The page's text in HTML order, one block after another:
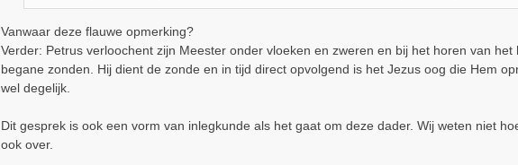
Vanwaar deze flauwe opmerking?
Verder: Petrus verloochent zijn Meester onder vloeken en zweren en bij het horen van
begane zonden. Hij dient de zonde en in tijd direct opvolgend is het Jezus oog die Hem
wel degelijk.
Dit gesprek is ook een vorm van inlegkunde als het gaat om deze dader. Wij weten niet
ook over.